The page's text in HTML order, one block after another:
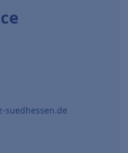
suedhessen.de